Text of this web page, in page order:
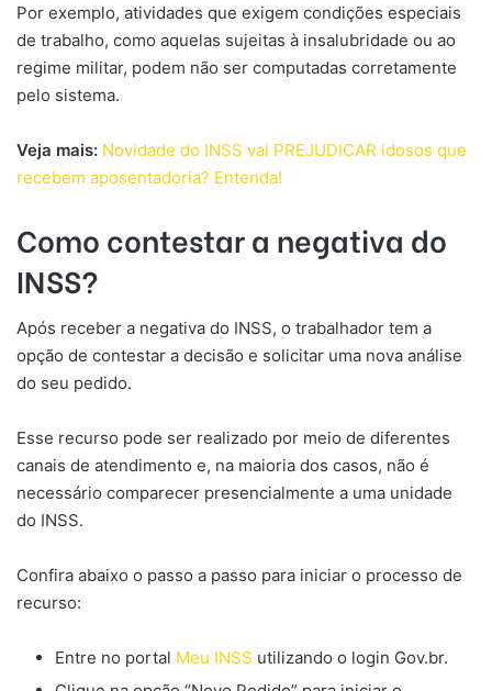
Por exemplo, atividades que exigem condições especiais
de trabalho, como aquelas sujeitas à insalubridade ou ao
regime militar, podem não ser computadas corretamente
pelo sistema.
Veja mais: Novidade do INSS vai PREJUDICAR idosos que
recebem aposentadoria? Entenda!
Como contestar a negativa do
INSS?
Após receber a negativa do INSS, o trabalhador tem a
opção de contestar a decisão e solicitar uma nova análise
do seu pedido.
Esse recurso pode ser realizado por meio de diferentes
canais de atendimento e, na maioria dos casos, não é
necessário comparecer presencialmente a uma unidade
do INSS.
Confira abaixo o passo a passo para iniciar o processo de
recurso:
Entre no portal Meu INSS utilizando o login Gov.br.